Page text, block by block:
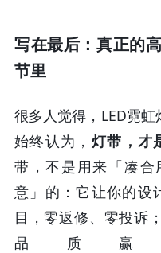
写在最后：真正的
节里
很多人觉得，LED霓
始终认为， 灯带，才
带，不是用来「凑
意」的：它让你的设
目，零返修、零投诉
品质赢